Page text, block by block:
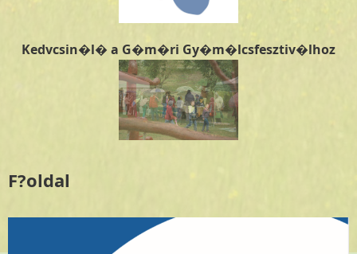
Kedvcsin�l� a G�m�ri Gy�m�lcsfesztiv�lhoz
F?oldal